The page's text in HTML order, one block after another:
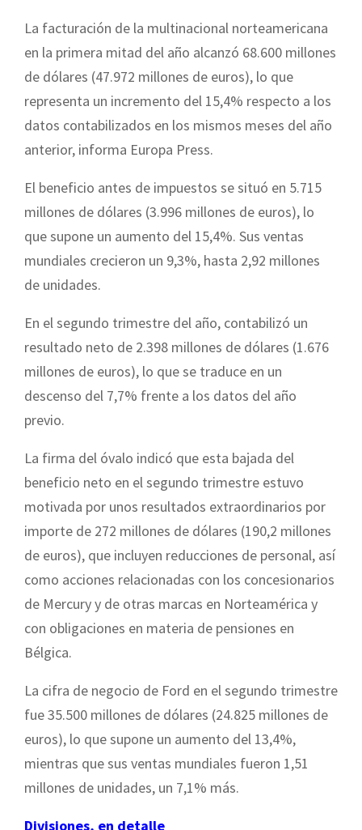
La facturación de la multinacional norteamericana
en la primera mitad del año alcanzó 68.600 millones
de dólares (47.972 millones de euros), lo que
representa un incremento del 15,4% respecto a los
datos contabilizados en los mismos meses del año
anterior, informa Europa Press.
El beneficio antes de impuestos se situó en 5.715
millones de dólares (3.996 millones de euros), lo
que supone un aumento del 15,4%. Sus ventas
mundiales crecieron un 9,3%, hasta 2,92 millones
de unidades.
En el segundo trimestre del año, contabilizó un
resultado neto de 2.398 millones de dólares (1.676
millones de euros), lo que se traduce en un
descenso del 7,7% frente a los datos del año
previo.
La firma del óvalo indicó que esta bajada del
beneficio neto en el segundo trimestre estuvo
motivada por unos resultados extraordinarios por
importe de 272 millones de dólares (190,2 millones
de euros), que incluyen reducciones de personal, así
como acciones relacionadas con los concesionarios
de Mercury y de otras marcas en Norteamérica y
con obligaciones en materia de pensiones en
Bélgica.
La cifra de negocio de Ford en el segundo trimestre
fue 35.500 millones de dólares (24.825 millones de
euros), lo que supone un aumento del 13,4%,
mientras que sus ventas mundiales fueron 1,51
millones de unidades, un 7,1% más.
Divisiones, en detalle